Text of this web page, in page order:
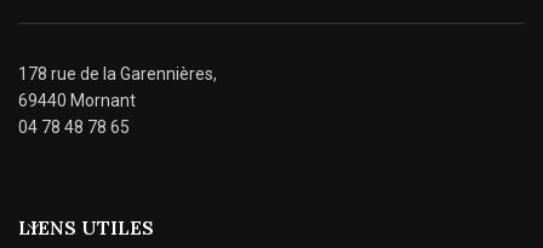
178 rue de la Garennières,
69440 Mornant
04 78 48 78 65
LIENS UTILES